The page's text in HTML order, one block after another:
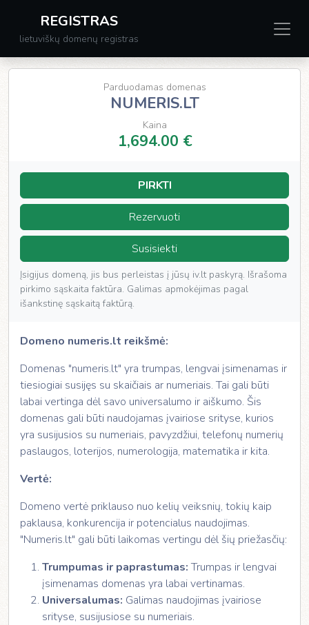
REGISTRAS
lietuviškų domenų registras
Parduodamas domenas
NUMERIS.LT
Kaina
1,694.00 €
PIRKTI
Rezervuoti
Susisiekti
Įsigijus domeną, jis bus perleistas į jūsų iv.lt paskyrą. Išrašoma
pirkimo sąskaita faktūra. Galimas apmokėjimas pagal
išankstinę sąskaitą faktūrą.
Domeno numeris.lt reikšmė:
Domenas "numeris.lt" yra trumpas, lengvai įsimenamas ir
tiesiogiai susijęs su skaičiais ar numeriais. Tai gali būti
labai vertinga dėl savo universalumo ir aiškumo. Šis
domenas gali būti naudojamas įvairiose srityse, kurios
yra susijusios su numeriais, pavyzdžiui, telefonų numerių
paslaugos, loterijos, numerologija, matematika ir kita.
Vertė:
Domeno vertė priklauso nuo kelių veiksnių, tokių kaip
paklausa, konkurencija ir potencialus naudojimas.
"Numeris.lt" gali būti laikomas vertingu dėl šių priežasčių:
Trumpumas ir paprastumas:Trumpas ir lengvai
įsimenamas domenas yra labai vertinamas.
Universalumas: Galimas naudojimas įvairiose
srityse, susijusiose su numeriais.